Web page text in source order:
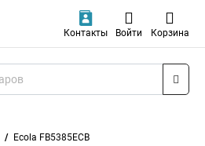
Контакты Войти Корзина
Ecola FB5385ECB